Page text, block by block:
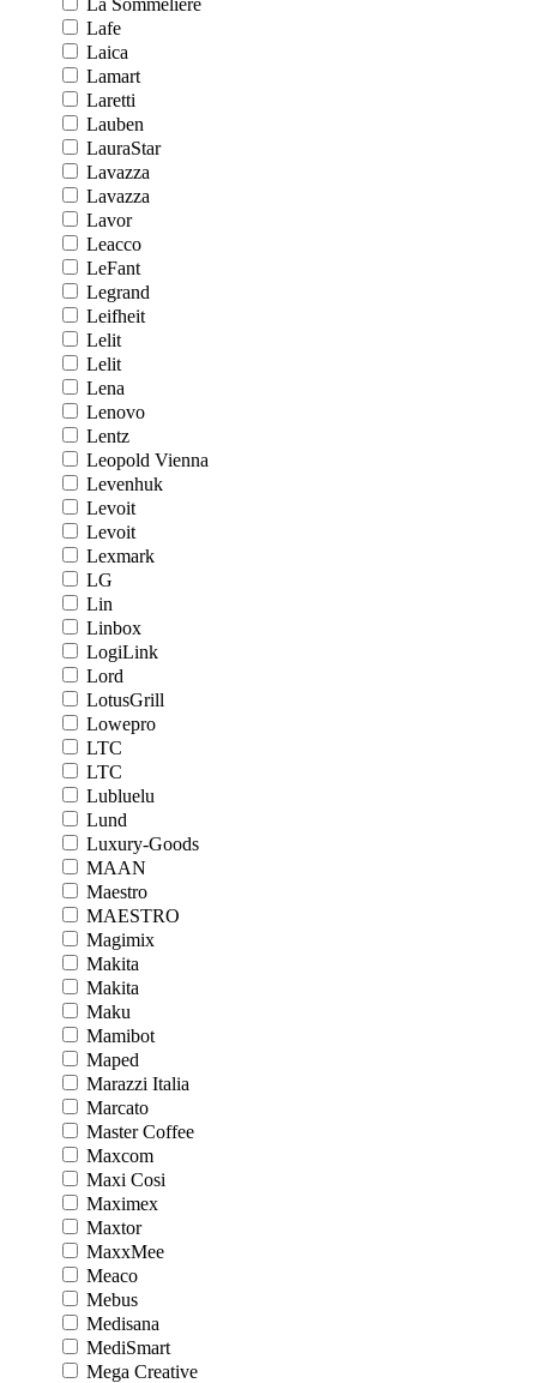
La Sommeliere
Lafe
Laica
Lamart
Laretti
Lauben
LauraStar
Lavazza
Lavazza
Lavor
Leacco
LeFant
Legrand
Leifheit
Lelit
Lelit
Lena
Lenovo
Lentz
Leopold Vienna
Levenhuk
Levoit
Levoit
Lexmark
LG
Lin
Linbox
LogiLink
Lord
LotusGrill
Lowepro
LTC
LTC
Lubluelu
Lund
Luxury-Goods
MAAN
Maestro
MAESTRO
Magimix
Makita
Makita
Maku
Mamibot
Maped
Marazzi Italia
Marcato
Master Coffee
Maxcom
Maxi Cosi
Maximex
Maxtor
MaxxMee
Meaco
Mebus
Medisana
MediSmart
Mega Creative